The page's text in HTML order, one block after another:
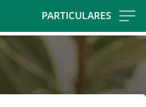
PARTICULARES